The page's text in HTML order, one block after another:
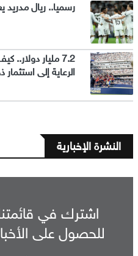
رسميا.. ريال مدريد
7.2 مليار
الرعاية إلى
النشرة الإخبارية
اشترك في قائمتنا
للحصول على